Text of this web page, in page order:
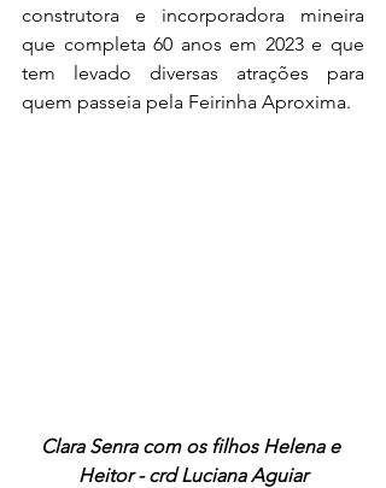
construtora e incorporadora mineira
que completa 60 anos em 2023 e que
tem levado diversas atrações para
quem passeia pela Feirinha Aproxima.
Clara Senra com os filhos Helena e
Heitor - crd Luciana Aguiar